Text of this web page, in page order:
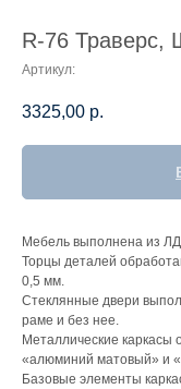
R-76 Траверс,
Артикул:
3325,00 р.
Мебель выполнена из
Торцы деталей
0,5 мм.
Стеклянные двери
раме и без нее.
Металлические каркасы
«алюминий матовый» и
Базовые элементы